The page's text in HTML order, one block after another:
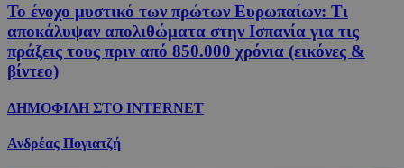
Το ένοχο μυστικό των πρώτων Ευρωπαίων: Τι
αποκάλυψαν απολιθώματα στην Ισπανία για τις
πράξεις τους πριν από 850.000 χρόνια (εικόνες &
βίντεο)
ΔΗΜΟΦΙΛΗ ΣΤΟ INTERNET
Ανδρέας Πογιατζή